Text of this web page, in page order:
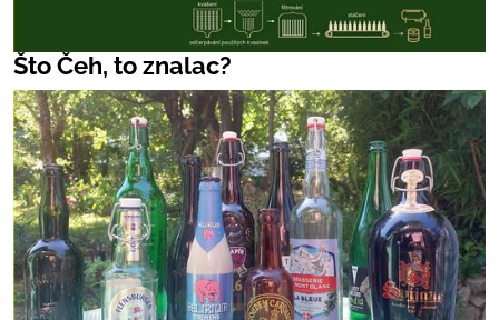
Što Čeh, to znalac?